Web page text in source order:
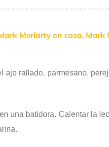
Moriarty en casa, Mark
ajo rallado, parmesano,
una batidora. Calentar la